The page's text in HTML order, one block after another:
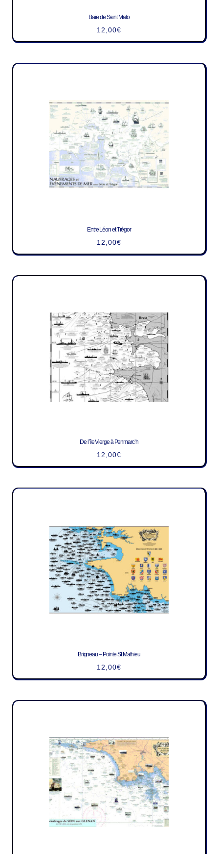
Baie de Saint Malo
12,00€
Entre Léon et Trégor
12,00€
De l’île Vierge à Penmarc’h
12,00€
Brigneau – Pointe St Mathieu
12,00€